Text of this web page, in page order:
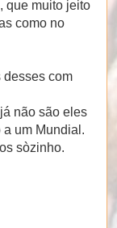
que muito jeito
como no
desses com
não são eles
um Mundial.
sòzinho.